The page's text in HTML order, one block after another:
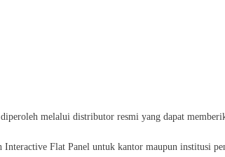
melalui distributor resmi yang dapat
Interactive Flat Panel untuk kantor maupun institusi